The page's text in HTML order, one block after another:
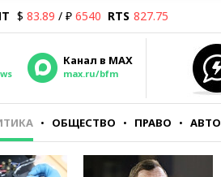
$ 83.89 / ₽ 6540 RTS 827.75
Канал в MAX
max.ru/bfm
ОБЩЕСТВО ПРАВО АВТО